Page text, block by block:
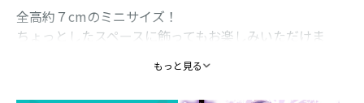
全高約７cmのミニサイズ！
ちょっとしたスペースに飾ってもお楽しみいただけま
もっと見る